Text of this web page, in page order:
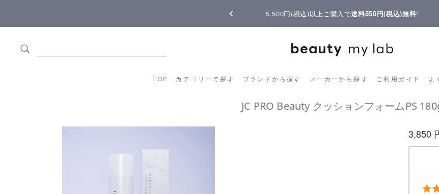
5,500円(税込)以上ご購入で 送料550円(税込)無料! 【重要】熊本地震の影響に
TOP カテゴリーで探す ブランドから探す メーカーから探す ご利用ガイド よ
カテゴリーから探す ブランドから探す メーカーから探す ご利用ガイド
JC PRO Beauty クッションフォームPS
3,850